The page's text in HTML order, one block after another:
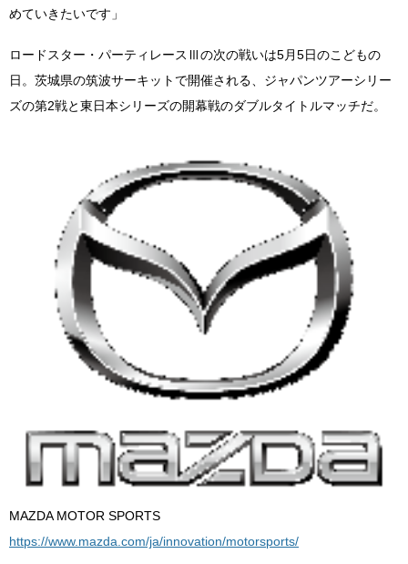
めていきたいです」
ロードスター・パーティレースⅢの次の戦いは5月5日のこどもの
日。茨城県の筑波サーキットで開催される、ジャパンツアーシリー
ズの第2戦と東日本シリーズの開幕戦のダブルタイトルマッチだ。
MAZDA MOTOR SPORTS
https://www.mazda.com/ja/innovation/motorsports/